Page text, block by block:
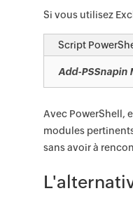
Si vous utilisez
Script
Add-PSSnapin
Avec PowerShell,
modules
sans avoir à